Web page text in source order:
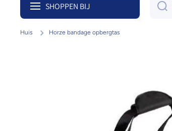
SHOPPEN BIJ
Huis Horze bandage opbergtas